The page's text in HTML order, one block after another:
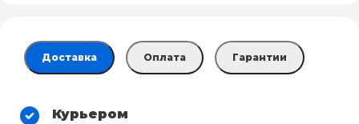
Доставка Оплата Гарантии
Курьером